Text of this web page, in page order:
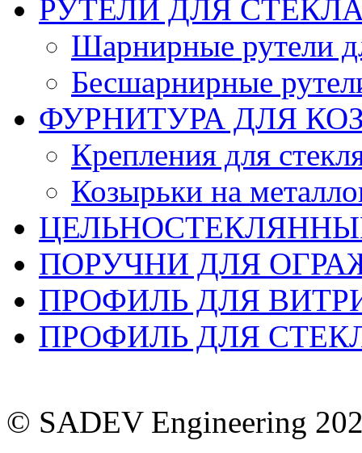
РУТЕЛИ ДЛЯ
Шарнирные рутели
Бесшарнирные
ФУРНИТУРА ДЛЯ
Крепления для
Козырьки на
ПОРУЧНИ ДЛЯ
ПРОФИЛЬ ДЛЯ
ПРОФИЛЬ ДЛЯ
© SADEV Engineering